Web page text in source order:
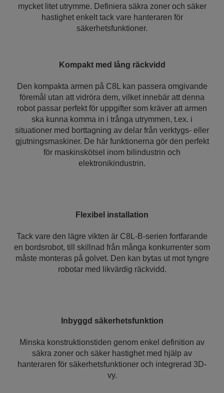
mycket litet utrymme. Definiera säkra zoner och säker
hastighet enkelt tack vare hanteraren för
säkerhetsfunktioner.
Kompakt med lång räckvidd
Den kompakta armen på C8L kan passera omgivande
föremål utan att vidröra dem, vilket innebär att denna
robot passar perfekt för uppgifter som kräver att armen
ska kunna komma in i trånga utrymmen, t.ex. i
situationer med borttagning av delar från verktygs- eller
gjutningsmaskiner. De här funktionerna gör den perfekt
för maskinskötsel inom bilindustrin och
elektronikindustrin.
Flexibel installation
Tack vare den lägre vikten är C8L-B-serien fortfarande
en bordsrobot, till skillnad från många konkurrenter som
måste monteras på golvet. Den kan bytas ut mot tyngre
robotar med likvärdig räckvidd.
Inbyggd säkerhetsfunktion
Minska konstruktionstiden genom enkel definition av
säkra zoner och säker hastighet med hjälp av
hanteraren för säkerhetsfunktioner och integrerad 3D-
vy.